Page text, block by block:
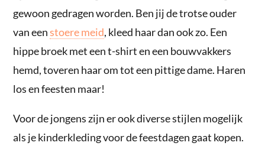
gewoon gedragen worden. Ben jij de trotse ouder
van eenstoere meid, kleed haar dan ook zo. Een
hippe broek met een t-shirt en een bouwvakkers
hemd, toveren haar om tot een pittige dame. Haren
los en feesten maar!
Voor de jongens zijn er ook diverse stijlen mogelijk
als je kinderkleding voor de feestdagen gaat kopen.